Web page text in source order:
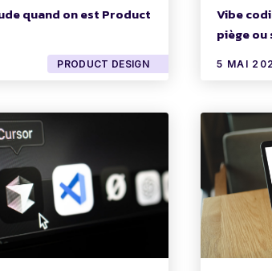
quand on est Product
PRODUCT DESIGN
Vibe
piège
5 MAI